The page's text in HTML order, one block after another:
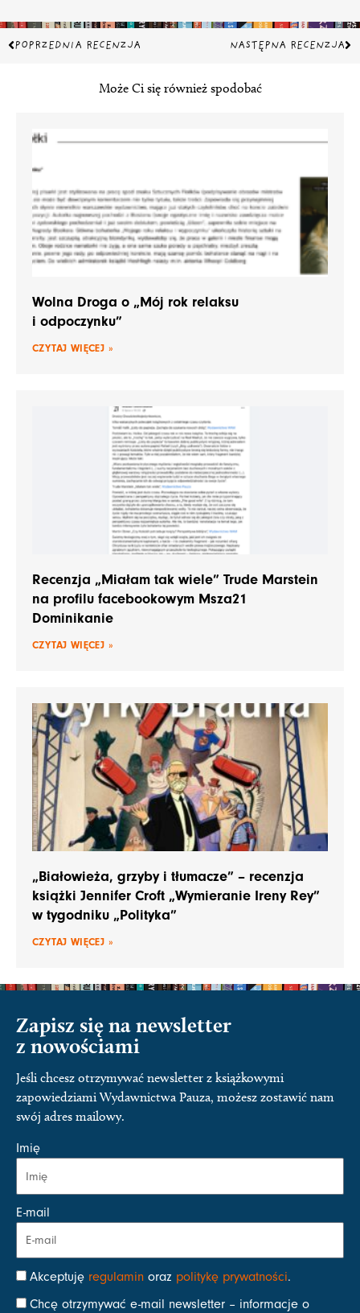
Prev
POPRZEDNIA RECENZJA NASTĘPNA RECENZJA
Może Ci się również spodobać
Wolna Droga o „Mój rok relaksu
i odpoczynku”
CZYTAJ WIĘCEJ »
Recenzja „Miałam tak wiele” Trude Marstein
na profilu facebookowym Msza21
Dominikanie
CZYTAJ WIĘCEJ »
„Białowieża, grzyby i tłumacze” – recenzja
książki Jennifer Croft „Wymieranie Ireny Rey”
w tygodniku „Polityka”
CZYTAJ WIĘCEJ »
Zapisz się na newsletter
z nowościami
Jeśli chcesz otrzymywać newsletter z książkowymi
zapowiedziami Wydawnictwa Pauza, możesz zostawić nam
swój adres mailowy.
Imię
E-mail
Akceptuję regulamin oraz politykę prywatności.
Chcę otrzymywać e-mail newsletter – informacje o